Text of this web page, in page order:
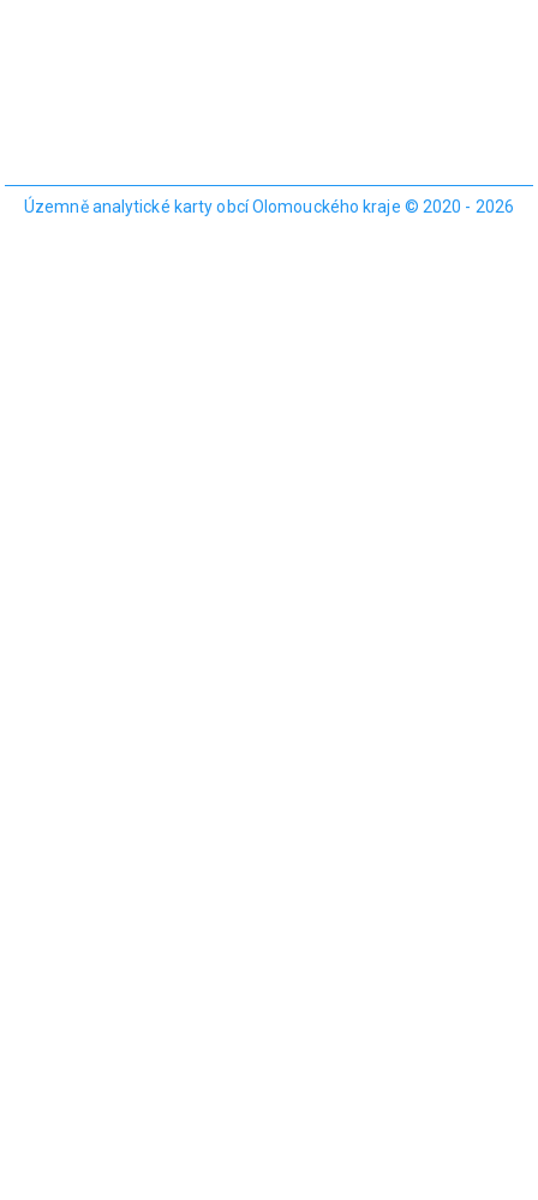
Územně analytické karty obcí Olomouckého kraje © 2020 - 2026